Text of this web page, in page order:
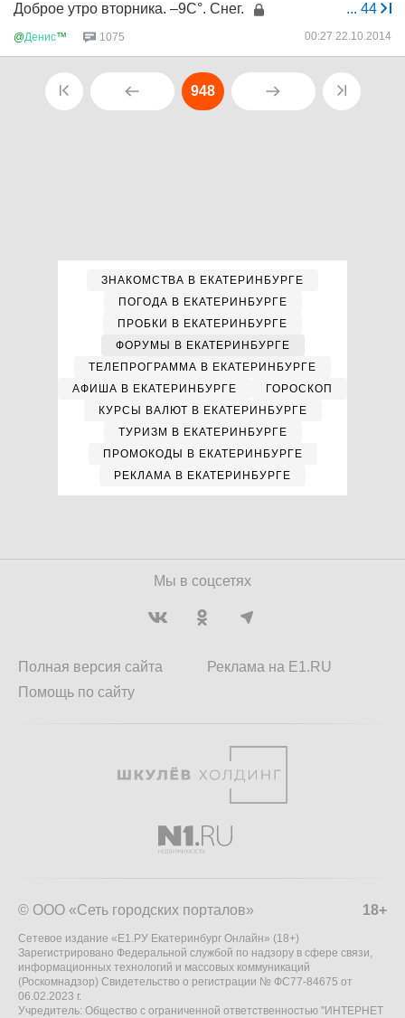
... 44
Доброе утро вторника. –9С°. Снег.
@Денис™ 1075 00:27 22.10.2014
948
ЗНАКОМСТВА В ЕКАТЕРИНБУРГЕ
ПОГОДА В ЕКАТЕРИНБУРГЕ
ПРОБКИ В ЕКАТЕРИНБУРГЕ
ФОРУМЫ В ЕКАТЕРИНБУРГЕ
ТЕЛЕПРОГРАММА В ЕКАТЕРИНБУРГЕ
АФИША В ЕКАТЕРИНБУРГЕ
ГОРОСКОП
КУРСЫ ВАЛЮТ В ЕКАТЕРИНБУРГЕ
ТУРИЗМ В ЕКАТЕРИНБУРГЕ
ПРОМОКОДЫ В ЕКАТЕРИНБУРГЕ
РЕКЛАМА В ЕКАТЕРИНБУРГЕ
Мы в соцсетях
Полная версия сайта
Помощь по сайту
Реклама на E1.RU
18+
© ООО «Сеть городских порталов»
Сетевое издание «Е1.РУ Екатеринбург Онлайн» (18+)
Зарегистрировано Федеральной службой по надзору в сфере связи,
информационных технологий и массовых коммуникаций
(Роскомнадзор) Свидетельство о регистрации № ФС77-84675 от
06.02.2023 г.
Учредитель: Общество с ограниченной ответственностью "ИНТЕРНЕТ